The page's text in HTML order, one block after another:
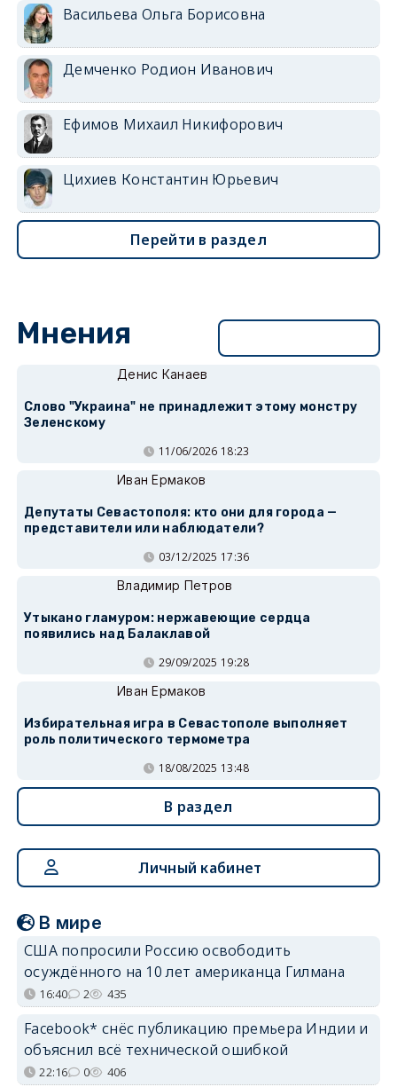
Васильева Ольга Борисовна
Демченко Родион Иванович
Ефимов Михаил Никифорович
Цихиев Константин Юрьевич
Перейти в раздел
Мнения
Денис Канаев
Слово "Украина" не принадлежит этому монстру
Зеленскому
11/06/2026 18:23
Иван Ермаков
Депутаты Севастополя: кто они для города —
представители или наблюдатели?
03/12/2025 17:36
Владимир Петров
Утыкано гламуром: нержавеющие сердца
появились над Балаклавой
29/09/2025 19:28
Иван Ермаков
Избирательная игра в Севастополе выполняет
роль политического термометра
18/08/2025 13:48
В раздел
Личный кабинет
В мире
США попросили Россию освободить
осуждённого на 10 лет американца Гилмана
16:40 2 435
Facebook* снёс публикацию премьера Индии и
объяснил всё технической ошибкой
22:16 0 406